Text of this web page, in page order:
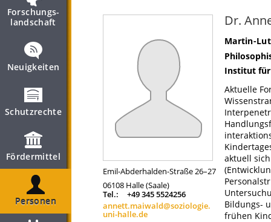
Forschungs­
landschaft
Neuigkeiten
Schutzrechte
Fördermittel
Personen
Emil-Abderhalden-Straße 26–27
06108 Halle (Saale)
Tel.:
+49 345 5524256
annett.maiwald@soziologie.
uni-halle.de
Dr.
Martin-
Institut für
Aktuelle
aktuell
Bildungs-
frühen